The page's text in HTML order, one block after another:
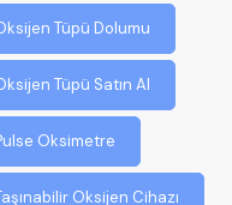
Tüpü Dolumu
Tüpü Satın Al
Oksimetre
Oksijen Cihazı